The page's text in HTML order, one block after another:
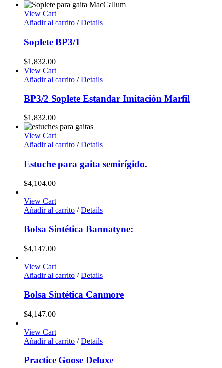
View Cart
Añadir al carrito / Details
Soplete BP3/1
$1,832.00
View Cart
Añadir al carrito / Details
BP3/2 Soplete Estandar Imitación Marfil
$1,832.00
View Cart
Añadir al carrito / Details
Estuche para gaita semirígido.
$4,104.00
View Cart
Añadir al carrito / Details
Bolsa Sintética Bannatyne:
$4,147.00
View Cart
Añadir al carrito / Details
Bolsa Sintética Canmore
$4,147.00
View Cart
Añadir al carrito / Details
Practice Goose Deluxe